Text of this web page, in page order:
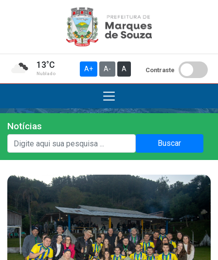
13°C
Nublado
A+ A- A Contraste
Institucional
A Prefeitura
Gabinete do Vice-prefeito
História do Município
Símbolos Oficiais
Estrutura Organizacional
Notícias
Buscar